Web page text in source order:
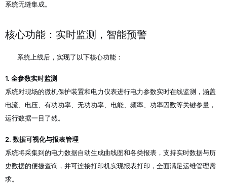
系统无缝集成。
核心功能：实时监测，智能预警
系统上线后，实现了以下核心功能：
1. 全参数实时监测
系统对现场的微机保护装置和电力仪表进行电力参数实时在线监测，涵盖
电流、电压、有功功率、无功功率、电能、频率、功率因数等关键参量，
运行数据一目了然。
2. 数据可视化与报表管理
系统将采集到的电力数据自动生成曲线图和各类报表，支持实时数据与历
史数据的便捷查询，并可连接打印机实现报表打印，全面满足运维管理需
求。